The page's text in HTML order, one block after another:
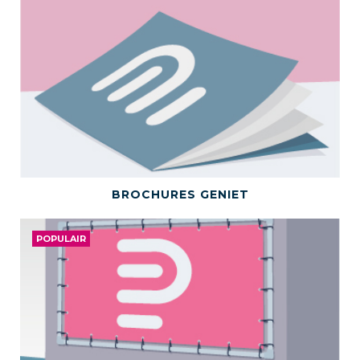
BEKIJK DIT PRODUCT
BROCHURES GENIET
POPULAIR